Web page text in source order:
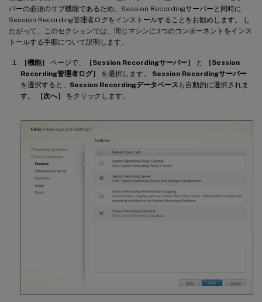
バーの必須のサブ機能であるため、Session Recordingサーバーと同時に
Session Recording管理者ログをインストールすることをお勧めします。 し
たがって、このセクションでは、同じマシンに3つのコンポーネントをインス
トールする手順について説明します。
［機能］ ページで、 ［Session Recordingサーバー］ と
［Session
Recording管理者ログ］
を選択します。 Session Recordingサーバー
を選択すると、 Session Recordingデータベース も自動的に選択されま
す。
［次へ］ をクリックします。